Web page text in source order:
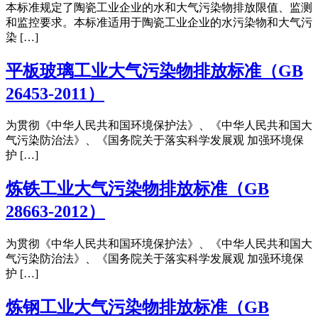
本标准规定了陶瓷工业企业的水和大气污染物排放限值、监测
和监控要求。本标准适用于陶瓷工业企业的水污染物和大气污
染 […]
平板玻璃工业大气污染物排放标准（GB
26453-2011）
为贯彻《中华人民共和国环境保护法》、《中华人民共和国大
气污染防治法》、《国务院关于落实科学发展观 加强环境保
护 […]
炼铁工业大气污染物排放标准（GB
28663-2012）
为贯彻《中华人民共和国环境保护法》、《中华人民共和国大
气污染防治法》、《国务院关于落实科学发展观 加强环境保
护 […]
炼钢工业大气污染物排放标准（GB